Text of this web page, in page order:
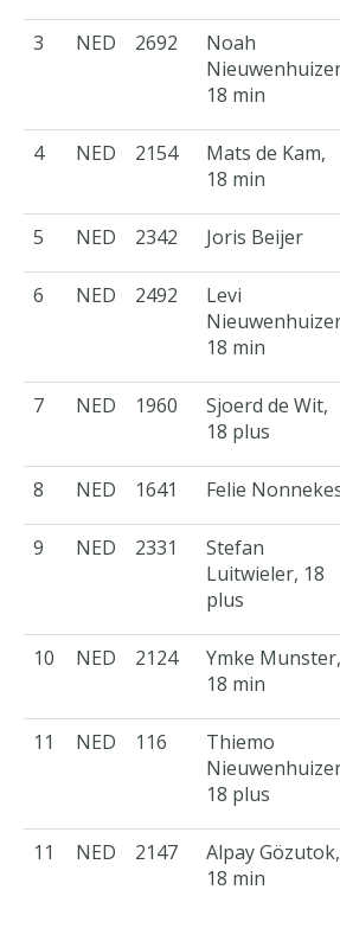
3 NED 2692
Noah
18 min
4 NED 2154
Mats de Kam,
18 min
5 NED 2342 Joris Beijer
6 NED 2492
Levi
18 min
7 NED 1960
Sjoerd de Wit,
18 plus
8 NED 1641 Felie
9 NED 2331
Stefan
Luitwieler, 18
plus
10 NED 2124
Ymke Munster,
18 min
11 NED 116
Thiemo
18 plus
11 NED 2147
Alpay Gözutok,
18 min